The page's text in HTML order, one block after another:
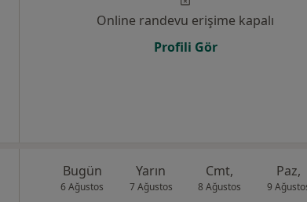
Online randevu erişime kapalı
Profili Gör
Bugün
6 Ağustos
Yarın
7 Ağustos
Cmt,
8 Ağustos
Paz,
9